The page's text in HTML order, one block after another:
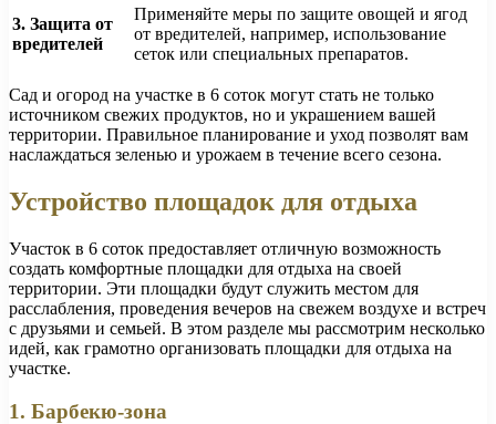
3. Защита от
вредителей
Применяйте меры по защите овощей и ягод
от вредителей, например, использование
сеток или специальных препаратов.
Сад и огород на участке в 6 соток могут стать не только
источником свежих продуктов, но и украшением вашей
территории. Правильное планирование и уход позволят вам
наслаждаться зеленью и урожаем в течение всего сезона.
Устройство площадок для отдыха
Участок в 6 соток предоставляет отличную возможность
создать комфортные площадки для отдыха на своей
территории. Эти площадки будут служить местом для
расслабления, проведения вечеров на свежем воздухе и встреч
с друзьями и семьей. В этом разделе мы рассмотрим несколько
идей, как грамотно организовать площадки для отдыха на
участке.
1. Барбекю-зона